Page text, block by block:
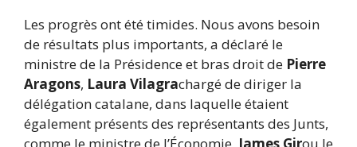
Les progrès ont été timides. Nous avons besoin
de résultats plus importants, a déclaré le
ministre de la Présidence et bras droit de Pierre
Aragons, Laura Vilagrachargé de diriger la
délégation catalane, dans laquelle étaient
également présents des représentants des Junts,